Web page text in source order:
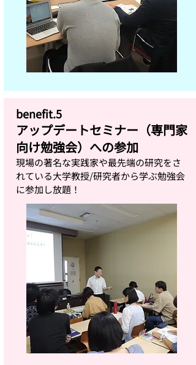
benefit.5
アップデートセミナー（専門家
向け勉強会）への参加
現場の著名な実践家や最先端の研究をさ
れている大学教授/研究者から学ぶ勉強会
に参加し放題！